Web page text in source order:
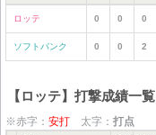
ロッテ 0 0 0
ソフトバンク 0 0 2
【ロッテ】打撃成績一覧
※赤字： 安打 太字： 打点